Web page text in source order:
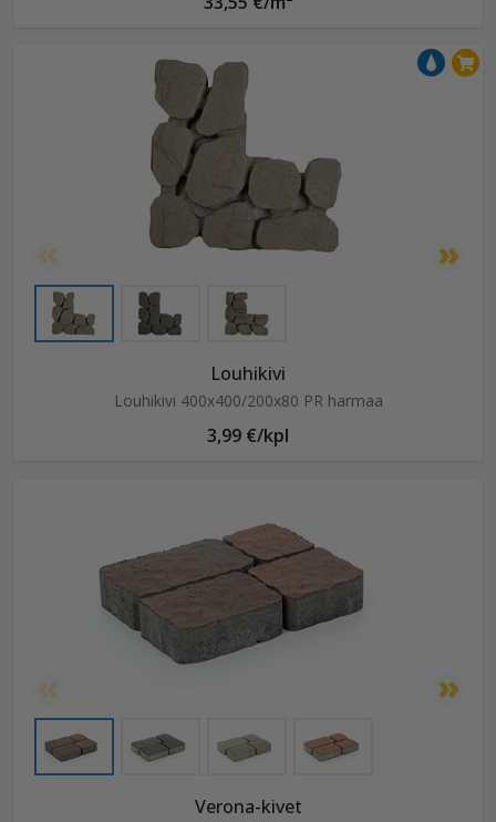
Louhikivi
Louhikivi 400x400/200x80 PR harmaa
3,99 €/kpl
Verona-kivet